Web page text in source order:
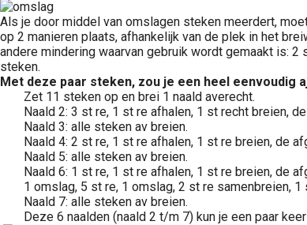
Als je door middel van omslagen steken meerdert,
op 2 manieren plaats, afhankelijk van de plek in het
andere mindering waarvan gebruik wordt gemaakt is:
steken.
Met deze paar steken, zou je een heel eenvoudig
Zet 11 steken op en brei 1 naald averecht.
Naald 2: 3 st re, 1 st re afhalen, 1 st recht breien,
Naald 3: alle steken av breien.
Naald 4: 2 st re, 1 st re afhalen, 1 st re breien, de
Naald 5: alle steken av breien.
Naald 6: 1 st re, 1 st re afhalen, 1 st re breien, de
1 omslag, 5 st re, 1 omslag, 2 st re samenbreien, 1
Naald 7: alle steken av breien.
Deze 6 naalden (naald 2 t/m 7) kun je een paar